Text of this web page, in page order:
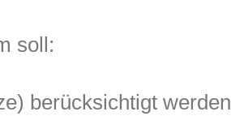
soll:
berücksichtigt werden